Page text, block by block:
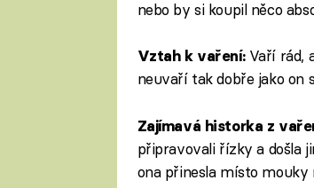
nebo by si koupil něco
Vztah k vaření: Vaří rád,
neuvaří tak dobře jako on
Zajímavá historka z
připravovali řízky a došla
ona přinesla místo